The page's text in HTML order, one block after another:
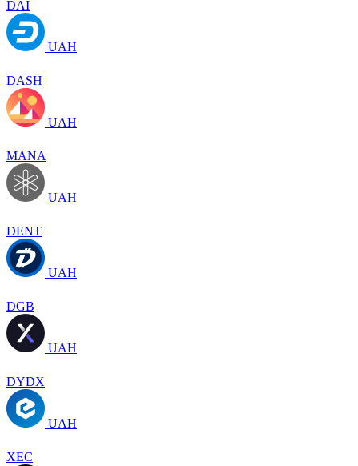
DAI
UAH
DASH
UAH
MANA
UAH
DENT
UAH
DGB
UAH
DYDX
UAH
XEC